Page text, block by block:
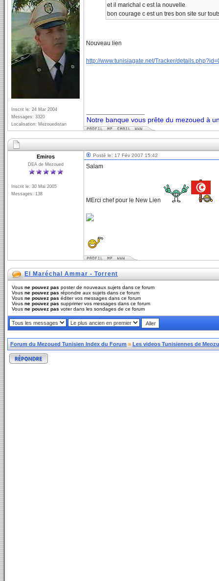
Inscrit le: 24 Mar 2004
Messages: 3320
Localisation: Mezouedistan
et il marichal c est la nouvelle
bon courage c est un tres bon site sur
Nouveau lien
http://www.tunisiagate.net/Tracker/
Notre banque vous prête du mezoued à
Emiros
DEA de Mezoued
Inscrit le: 30 Mai 2005
Messages: 138
Posté le: 17 Fév 2007 15:42
Salam
MErci chef pour le New Lien
El Maréchal Ammar - Torrent
Vous ne pouvez pas poster de nouveaux sujets dans ce forum
Vous ne pouvez pas répondre aux sujets dans ce forum
Vous ne pouvez pas éditer vos messages dans ce forum
Vous ne pouvez pas supprimer vos messages dans ce forum
Vous ne pouvez pas voter dans les sondages de ce forum
Forum du Mezoued Tunisien Index du Forum » Les videos Tunisiennes de